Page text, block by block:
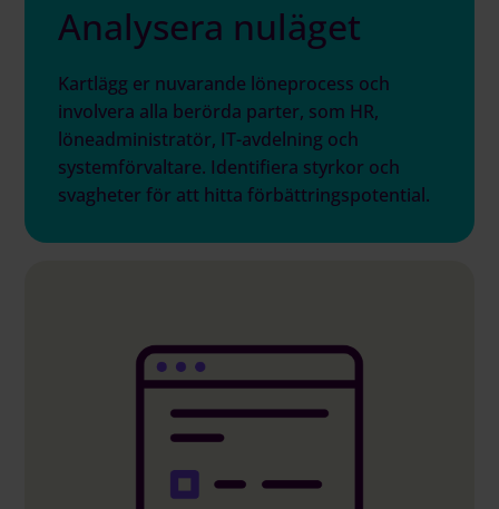
Analysera nuläget
Kartlägg er nuvarande löneprocess och
involvera alla berörda parter, som HR,
löneadministratör, IT-avdelning och
systemförvaltare. Identifiera styrkor och
svagheter för att hitta förbättringspotential.